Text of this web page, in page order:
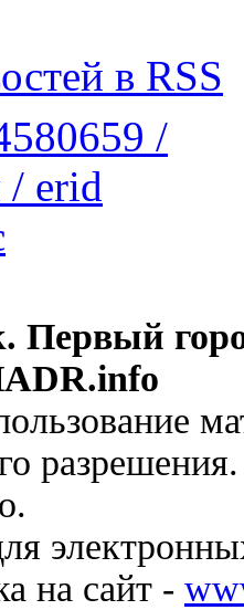
в RSS
Первый
на сайт -